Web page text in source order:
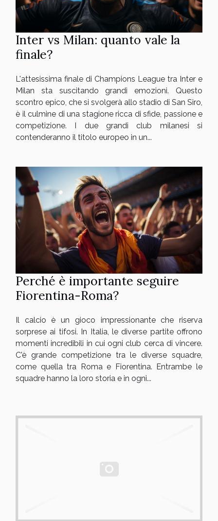
Inter vs Milan: quanto vale la
finale?
L'attesissima finale di Champions League tra Inter e
Milan sta suscitando grandi emozioni. Questo
scontro epico, che si svolgerà allo stadio di San Siro,
è il culmine di una stagione ricca di sfide, passione e
competizione. I due grandi club milanesi si
contenderanno il titolo europeo in un...
Perché è importante seguire
Fiorentina-Roma?
Il calcio è un gioco impressionante che riserva
sorprese ai tifosi. In Italia, le diverse partite offrono
momenti incredibili in cui ogni club cerca di vincere.
C'è grande competizione tra le diverse squadre,
come quella tra Roma e Fiorentina. Entrambe le
squadre hanno la loro storia e in ogni...